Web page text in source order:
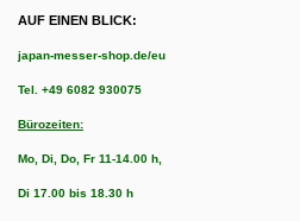
AUF EINEN BLICK:
japan-messer-shop.de/eu
Tel. +49 6082 930075
Bürozeiten:
Mo, Di, Do, Fr 11-14.00 h,
Di 17.00 bis 18.30 h